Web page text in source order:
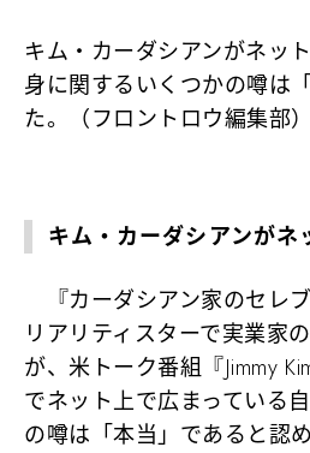
キム・カーダシアンがネッ
身に関するいくつかの噂は
た。（フロントロウ編集部）
キム・カーダシアンがネ
『カーダシアン家のセレ
リアリティスターで実業家
が、米トーク番組『Jimmy
でネット上で広まっている
の噂は「本当」であると認め